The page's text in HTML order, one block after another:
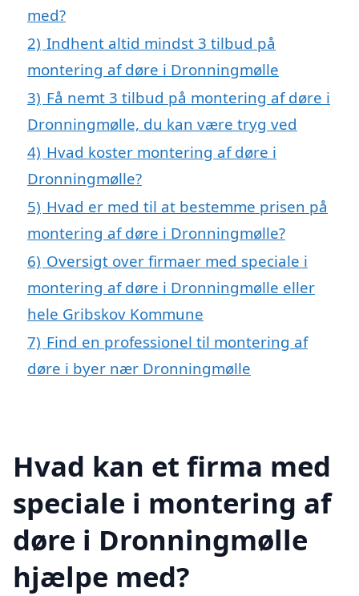
med?
2) Indhent altid mindst 3 tilbud på
montering af døre i Dronningmølle
3) Få nemt 3 tilbud på montering af døre i
Dronningmølle, du kan være tryg ved
4) Hvad koster montering af døre i
Dronningmølle?
5) Hvad er med til at bestemme prisen på
montering af døre i Dronningmølle?
6) Oversigt over firmaer med speciale i
montering af døre i Dronningmølle eller
hele Gribskov Kommune
7) Find en professionel til montering af
døre i byer nær Dronningmølle
Hvad kan et firma med
speciale i montering af
døre i Dronningmølle
hjælpe med?